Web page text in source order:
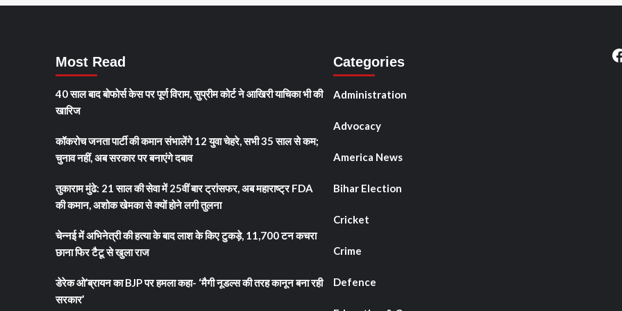
Most Read
40 साल बाद बोफोर्स केस पर पूर्ण विराम, सुप्रीम कोर्ट ने आखिरी याचिका भी की
खारिज
कॉकरोच जनता पार्टी की कमान संभालेंगे 12 युवा चेहरे, सभी 35 साल से कम;
चुनाव नहीं, अब सरकार पर बनाएंगे दबाव
तुकाराम मुंढे: 21 साल की सेवा में 25वीं बार ट्रांसफर, अब महाराष्ट्र FDA
की कमान, अशोक खेमका से क्यों होने लगी तुलना
चेन्नई में अभिनेत्री की हत्या के बाद लाश के किए टुकड़े, 11,700 टन कचरा
छाना फिर टैटू से खुला राज
डेरेक ओ’ब्रायन का BJP पर हमला कहा- ‘मैगी नूडल्स की तरह कानून बना रही
सरकार’
Categories
Administration
Advocacy
America News
Bihar Election
Cricket
Crime
Defence